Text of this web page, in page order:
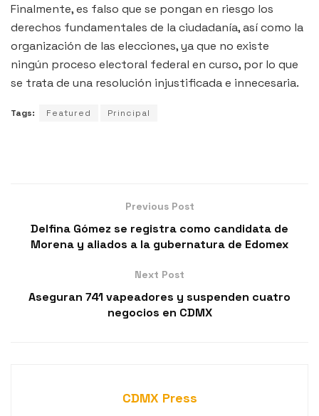
Finalmente, es falso que se pongan en riesgo los
derechos fundamentales de la ciudadanía, así como la
organización de las elecciones, ya que no existe
ningún proceso electoral federal en curso, por lo que
se trata de una resolución injustificada e innecesaria.
Tags: Featured Principal
Previous Post
Delfina Gómez se registra como candidata de
Morena y aliados a la gubernatura de Edomex
Next Post
Aseguran 741 vapeadores y suspenden cuatro
negocios en CDMX
CDMX Press